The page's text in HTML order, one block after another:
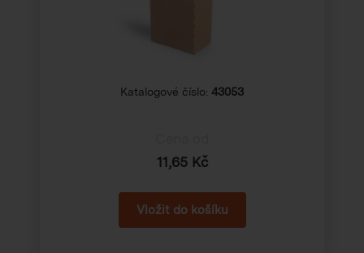
Katalogové číslo: 43053
11,65 Kč